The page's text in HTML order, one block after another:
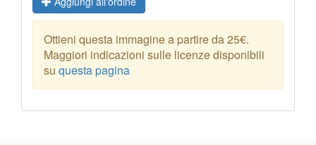
Ottieni questa immagine a partire da 25€.
Maggiori indicazioni sulle licenze disponibili
su questa pagina